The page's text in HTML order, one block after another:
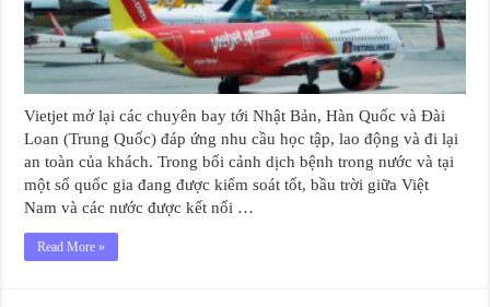
Vietjet mở lại các chuyên bay tới Nhật Bản, Hàn Quốc và Đài
Loan (Trung Quốc) đáp ứng nhu cầu học tập, lao động và đi lại
an toàn của khách. Trong bối cảnh dịch bệnh trong nước và tại
một số quốc gia đang được kiểm soát tốt, bầu trời giữa Việt
Nam và các nước được kết nối …
Read More »